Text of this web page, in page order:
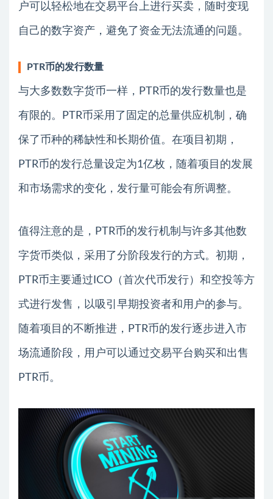
户可以轻松地在交易平台上进行买卖，随时变现
自己的数字资产，避免了资金无法流通的问题。
PTR币的发行数量
与大多数数字货币一样，PTR币的发行数量也是
有限的。PTR币采用了固定的总量供应机制，确
保了币种的稀缺性和长期价值。在项目初期，
PTR币的发行总量设定为1亿枚，随着项目的发展
和市场需求的变化，发行量可能会有所调整。
值得注意的是，PTR币的发行机制与许多其他数
字货币类似，采用了分阶段发行的方式。初期，
PTR币主要通过ICO（首次代币发行）和空投等方
式进行发售，以吸引早期投资者和用户的参与。
随着项目的不断推进，PTR币的发行逐步进入市
场流通阶段，用户可以通过交易平台购买和出售
PTR币。